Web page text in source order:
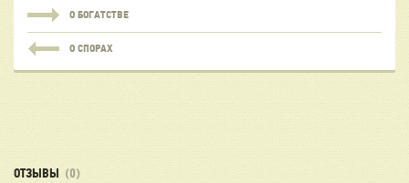
О БОГАТСТВЕ
О СПОРАХ
ОТЗЫВЫ (0)